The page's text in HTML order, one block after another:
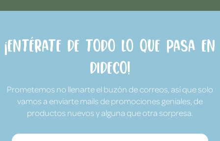
¡Entérate de todo lo que pasa en
Dideco!
Prometemos no llenarte el buzón de correos, así que solo
vamos a enviarte mails de promociones geniales, de
productos nuevos y alguna que otra sorpresa.